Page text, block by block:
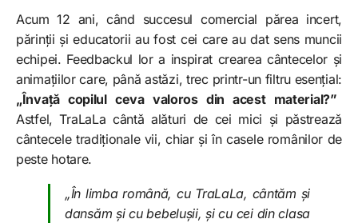
Acum 12 ani, când succesul comercial părea incert,
părinții și educatorii au fost cei care au dat sens muncii
echipei. Feedbackul lor a inspirat crearea cântecelor și
animațiilor care, până astăzi, trec printr-un filtru esențial:
„Învață copilul ceva valoros din acest material?”
Astfel, TraLaLa cântă alături de cei mici și păstrează
cântecele tradiționale vii, chiar și în casele românilor de
peste hotare.
„În limba română, cu TraLaLa, cântăm și
dansăm și cu bebelușii, și cu cei din clasa